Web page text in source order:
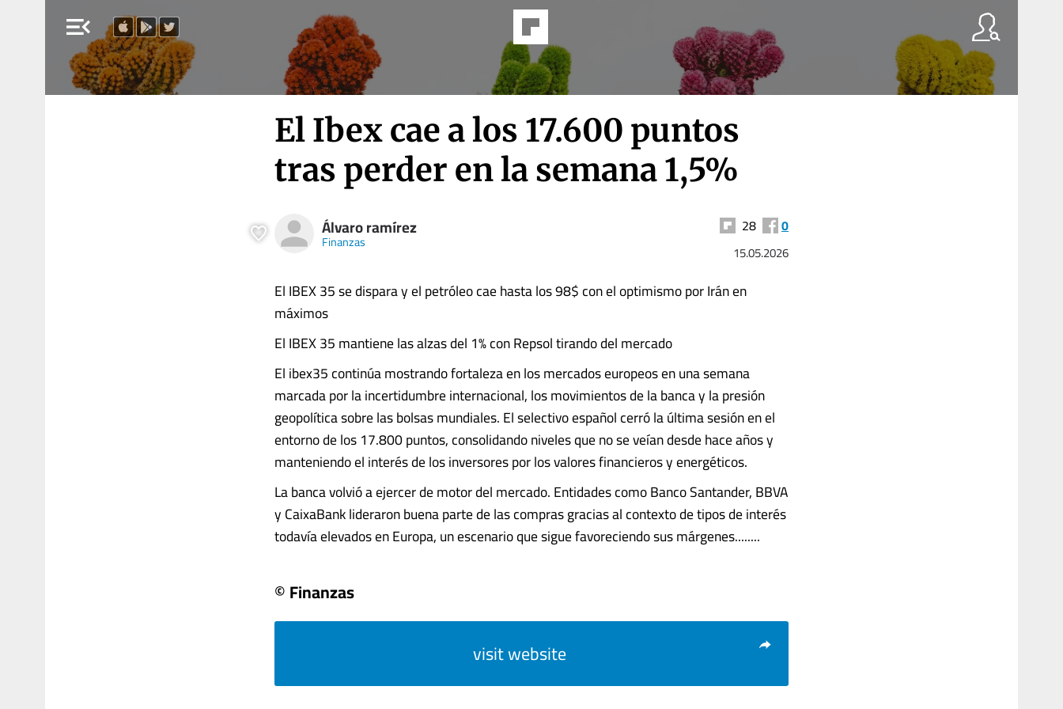
menu_open
El Ibex cae a los 17.600 puntos
tras perder en la semana 1,5%
Álvaro ramírez
Finanzas
28 0
15.05.2026
El IBEX 35 se dispara y el petróleo cae hasta los 98$ con el optimismo por Irán en
máximos
El IBEX 35 mantiene las alzas del 1% con Repsol tirando del mercado
El ibex35 continúa mostrando fortaleza en los mercados europeos en una semana
marcada por la incertidumbre internacional, los movimientos de la banca y la presión
geopolítica sobre las bolsas mundiales. El selectivo español cerró la última sesión en el
entorno de los 17.800 puntos, consolidando niveles que no se veían desde hace años y
manteniendo el interés de los inversores por los valores financieros y energéticos.
La banca volvió a ejercer de motor del mercado. Entidades como Banco Santander, BBVA
y CaixaBank lideraron buena parte de las compras gracias al contexto de tipos de interés
todavía elevados en Europa, un escenario que sigue favoreciendo sus márgenes........
© Finanzas
visit website